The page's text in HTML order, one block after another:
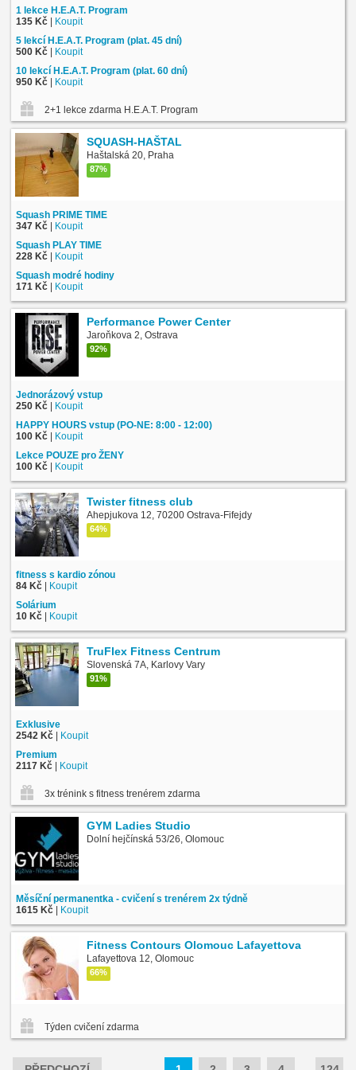
1 lekce H.E.A.T. Program
135 Kč | Koupit
5 lekcí H.E.A.T. Program (plat. 45 dní)
500 Kč | Koupit
10 lekcí H.E.A.T. Program (plat. 60 dní)
950 Kč | Koupit
2+1 lekce zdarma H.E.A.T. Program
SQUASH-HAŠTAL
Haštalská 20, Praha
87%
Squash PRIME TIME
347 Kč | Koupit
Squash PLAY TIME
228 Kč | Koupit
Squash modré hodiny
171 Kč | Koupit
Performance Power Center
Jaroňkova 2, Ostrava
92%
Jednorázový vstup
250 Kč | Koupit
HAPPY HOURS vstup (PO-NE: 8:00 - 12:00)
100 Kč | Koupit
Lekce POUZE pro ŽENY
100 Kč | Koupit
Twister fitness club
Ahepjukova 12, 70200 Ostrava-Fifejdy
64%
fitness s kardio zónou
84 Kč | Koupit
Solárium
10 Kč | Koupit
TruFlex Fitness Centrum
Slovenská 7A, Karlovy Vary
91%
Exklusive
2542 Kč | Koupit
Premium
2117 Kč | Koupit
3x trénink s fitness trenérem zdarma
GYM Ladies Studio
Dolní hejčínská 53/26, Olomouc
Měsíční permanentka - cvičení s trenérem 2x týdně
1615 Kč | Koupit
Fitness Contours Olomouc Lafayettova
Lafayettova 12, Olomouc
66%
Týden cvičení zdarma